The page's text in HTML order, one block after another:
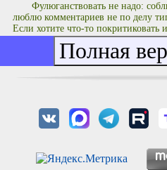
Фулюганствовать не надо:
люблю комментариев не по делу
Если хотите что-то
делайте это с чувством, с толком и